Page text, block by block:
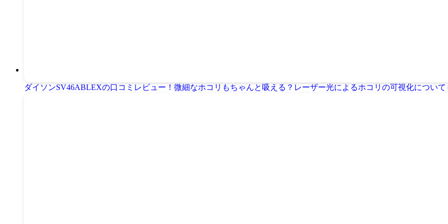
ダイソンSV46ABLEXの口コミレビュー！微細なホコリもちゃんと吸える？レーザー光によるホコリの可視化について